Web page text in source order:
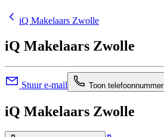
iQ Makelaars Zwolle
iQ Makelaars Zwolle
Stuur e-mail Toon telefoonnummer
iQ Makelaars Zwolle